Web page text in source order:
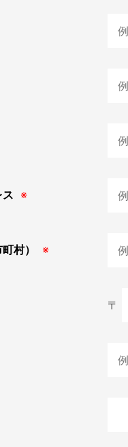
※
村） ※
〒